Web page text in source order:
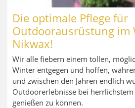
Die optimale Pflege für
Outdoorausrüstung im
Nikwax!
Wir alle fiebern einem tollen,
Winter entgegen und hoffen,
und zwischen den Jahren endlich
Outdoorerlebnisse bei
genießen zu können.